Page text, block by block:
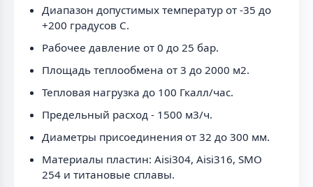
Диапазон допустимых температур от -35 до
+200 градусов C.
Рабочее давление от 0 до 25 бар.
Площадь теплообмена от 3 до 2000 м2.
Тепловая нагрузка до 100 Гкалл/час.
Предельный расход - 1500 м3/ч.
Диаметры присоединения от 32 до 300 мм.
Материалы пластин: Aisi304, Aisi316, SMO
254 и титановые сплавы.